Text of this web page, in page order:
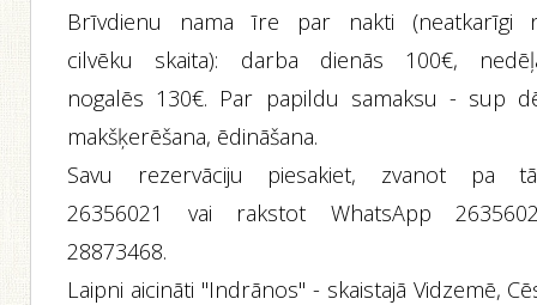
Brīvdienu nama īre par nakti (neatkarīgi
cilvēku skaita): darba dienās 100€,
nogalēs 130€. Par papildu samaksu - sup
makšķerēšana, ēdināšana.
Savu rezervāciju piesakiet, zvanot pa
26356021 vai rakstot WhatsApp
28873468.
Laipni aicināti "Indrānos" - skaistajā Vidzemē,